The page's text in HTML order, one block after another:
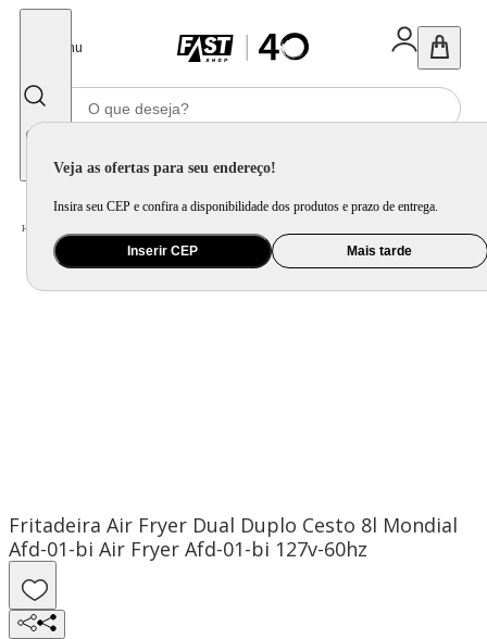
Menu
Veja as ofertas para seu endereço!
Insira seu CEP e confira a disponibilidade dos produtos e prazo de entrega.
Inserir CEP Mais tarde
Home
Fritadeira Air Fryer Dual Duplo Cesto 8l Mondial
Afd-01-bi Air Fryer Afd-01-bi 127v-60hz